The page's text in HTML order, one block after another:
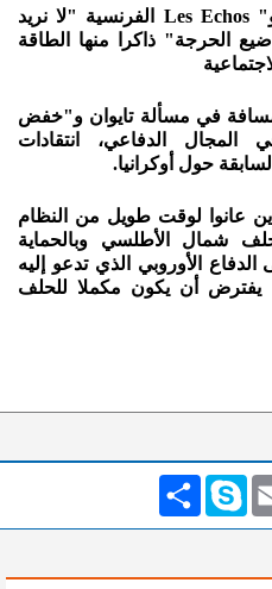
وأكد الأحد عبر صحيفة "ليزيكو" Les Echos الفرنسية "لا نريد
الحرجة" ذاكرا منها الطاقة
مسافة في مسألة تايوان و"خفض
المجال الدفاعي، انتقادات
حول أوكرانيا.
عانوا لوقت طويل من النظام
شمال الأطلسي وبالحماية
الأوروبي الذي تدعو إليه
يفترض أن يكون مكملا للحلف
انشر Skype